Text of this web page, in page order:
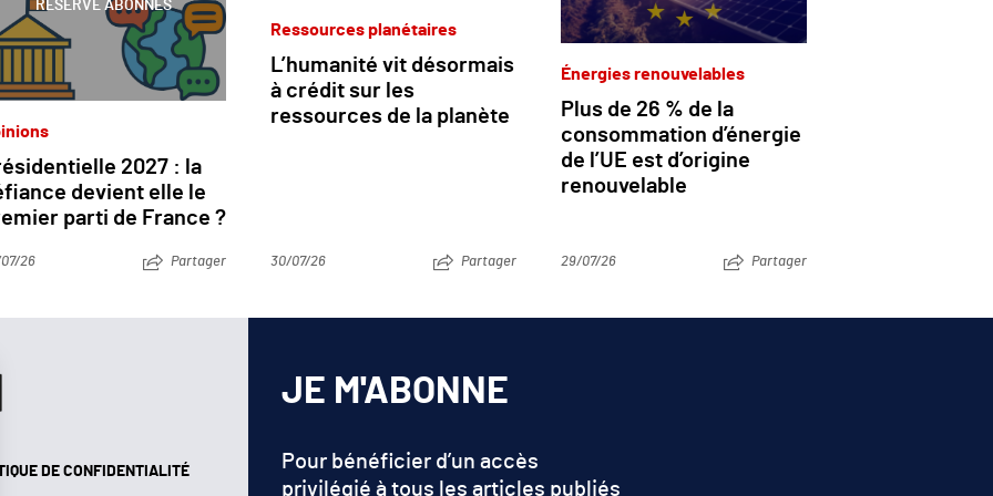
RÉSERVÉ ABONNÉS
2027 : la
devient elle le
parti de France ?
26 Partager
Ressources planétaires
L’humanité vit désormais
à crédit sur les
ressources de la planète
30/07/26 Partager
Énergies renouvelables
Plus de 26 % de la
consommation d’énergie
de l’UE est d’origine
renouvelable
29/07/26 Partager
DE CONFIDENTIALITÉ
JE M'ABONNE
Pour bénéficier d’un accès
privilégié à tous les articles publiés